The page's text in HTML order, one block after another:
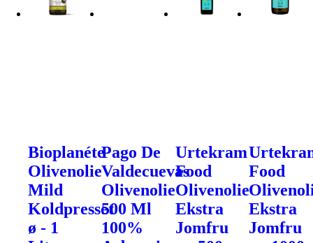
Bioplanéte
Olivenolie
Mild
Koldpresset
ø - 1
Pago De
Valdecuevas
Olivenolie
500 Ml
100%
Urtekram
Food
Olivenolie
Ekstra
Jomfru
Food
Ekstra
Jomfru